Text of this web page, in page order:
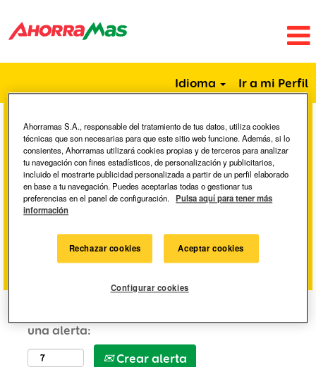
Idioma Ir a mi Perfil
Buscar por palabra clave
Buscar por ubicación
una alerta:
Crear alerta
Ahorramas S.A., responsable del tratamiento de tus datos, utiliza cookies
técnicas que son necesarias para que este sitio web funcione. Además, si lo
consientes, Ahorramas utilizará cookies propias y de terceros para analizar
tu navegación con fines estadísticos, de personalización y publicitarios,
incluido el mostrarte publicidad personalizada a partir de un perfil elaborado
en base a tu navegación. Puedes aceptarlas todas o gestionar tus
preferencias en el panel de configuración. Pulsa aquí para tener más
información
Rechazar cookies Aceptar cookies
Configurar cookies